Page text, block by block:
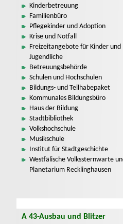
Kinderbetreuung
Familienbüro
Pflegekinder und Adoption
Krise und Notfall
Freizeitangebote für Kinder und
Jugendliche
Betreuungsbehörde
Schulen und Hochschulen
Bildungs- und Teilhabepaket
Kommunales Bildungsbüro
Haus der Bildung
Stadtbibliothek
Volkshochschule
Musikschule
Institut für Stadtgeschichte
Westfälische Volkssternwarte
Planetarium Recklinghausen
A 43-Ausbau und Blitzer